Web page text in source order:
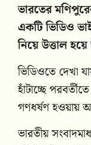
ভারতের
একটি ভিডিও
নিয়ে উত্তাল
ভিডিওতে দেখা
হাঁটাচ্ছে
গণধর্ষণ হওয়ায়
ভারতীয়